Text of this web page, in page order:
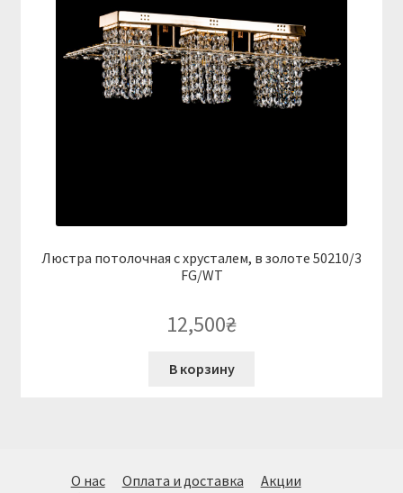
Люстра потолочная с хрусталем, в золоте 50210/3
FG/WT
12,500₴
В корзину
О нас Оплата и доставка
Акции